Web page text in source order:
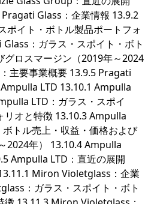
Glass：企業情報 13.9.2
ポイト・ボトル製品ポートフォ
：ガラス・スポイト・ボト
グロスマージン（2019年～2024
主要事業概要 13.9.5 Pragati
LTD 13.10.1 Ampulla
LTD：ガラス・スポイ
リオと特徴 13.10.3 Ampulla
トル売上・収益・価格および
2024年） 13.10.4 Ampulla
Ampulla LTD：直近の展開
Miron Violetglass：企業
：ガラス・スポイト・ボト